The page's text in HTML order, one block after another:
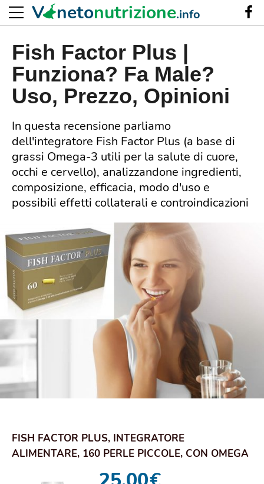
Fish Factor Plus |
Funziona? Fa Male?
Uso, Prezzo, Opinioni
In questa recensione parliamo
dell'integratore Fish Factor Plus (a base di
grassi Omega-3 utili per la salute di cuore,
occhi e cervello), analizzandone ingredienti,
composizione, efficacia, modo d'uso e
possibili effetti collaterali e controindicazioni
FISH FACTOR PLUS, INTEGRATORE
ALIMENTARE, 160 PERLE PICCOLE, CON OMEGA
V netonutrizione.info